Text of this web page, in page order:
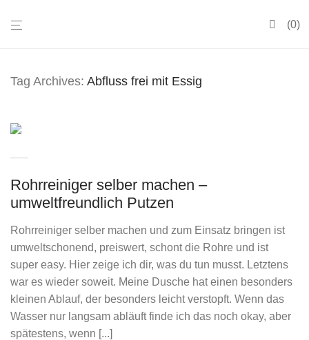
0
Tag Archives: Abfluss frei mit Essig
Rohrreiniger selber machen –
umweltfreundlich Putzen
Rohrreiniger selber machen und zum Einsatz bringen ist
umweltschonend, preiswert, schont die Rohre und ist
super easy. Hier zeige ich dir, was du tun musst. Letztens
war es wieder soweit. Meine Dusche hat einen besonders
kleinen Ablauf, der besonders leicht verstopft. Wenn das
Wasser nur langsam abläuft finde ich das noch okay, aber
spätestens, wenn [...]